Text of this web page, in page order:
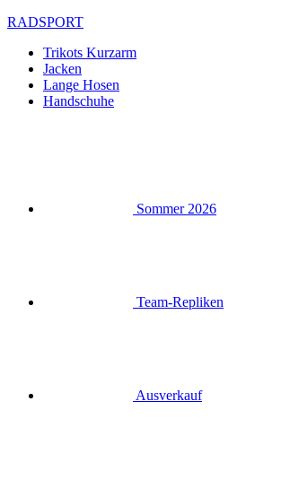
RADSPORT
Trikots Kurzarm
Jacken
Lange Hosen
Handschuhe
Sommer 2026
Team-Repliken
Ausverkauf